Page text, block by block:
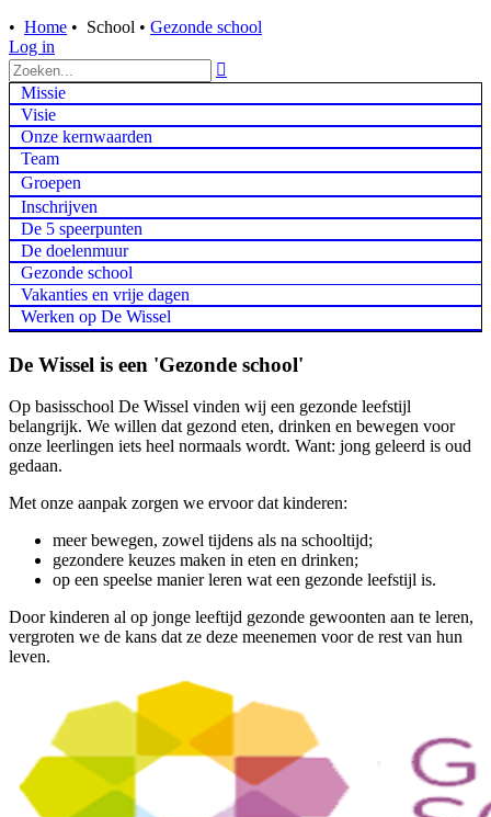
• Home • School • Gezonde school
Log in

Missie
Visie
Onze kernwaarden
Team
Groepen
Inschrijven
De 5 speerpunten
De doelenmuur
Gezonde school
Vakanties en vrije dagen
Werken op De Wissel
De Wissel is een 'Gezonde school'
Op basisschool De Wissel vinden wij een gezonde leefstijl
belangrijk. We willen dat gezond eten, drinken en bewegen voor
onze leerlingen iets heel normaals wordt. Want: jong geleerd is oud
gedaan.
Met onze aanpak zorgen we ervoor dat kinderen:
meer bewegen, zowel tijdens als na schooltijd;
gezondere keuzes maken in eten en drinken;
op een speelse manier leren wat een gezonde leefstijl is.
Door kinderen al op jonge leeftijd gezonde gewoonten aan te leren,
vergroten we de kans dat ze deze meenemen voor de rest van hun
leven.